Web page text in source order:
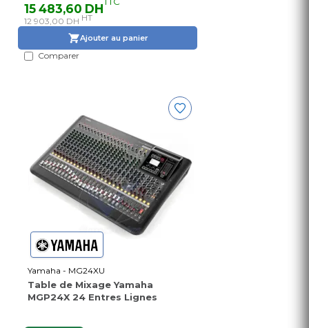
15 483,60 DH
12 903,00 DH HT
Ajouter au panier
Comparer
Yamaha - MG24XU
Table de Mixage Yamaha
MGP24X 24 Entres Lignes